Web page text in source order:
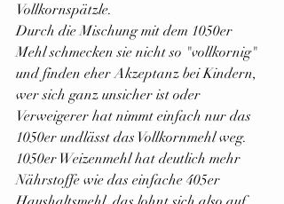
Vollkornspätzle.
Durch die Mischung mit dem 1050er
Mehl schmecken sie nicht so "vollkornig"
und finden eher Akzeptanz bei Kindern,
wer sich ganz unsicher ist oder
Verweigerer hat nimmt einfach nur das
1050er undlässt das Vollkornmehl weg.
1050er Weizenmehl hat deutlich mehr
Nährstoffe wie das einfache 405er